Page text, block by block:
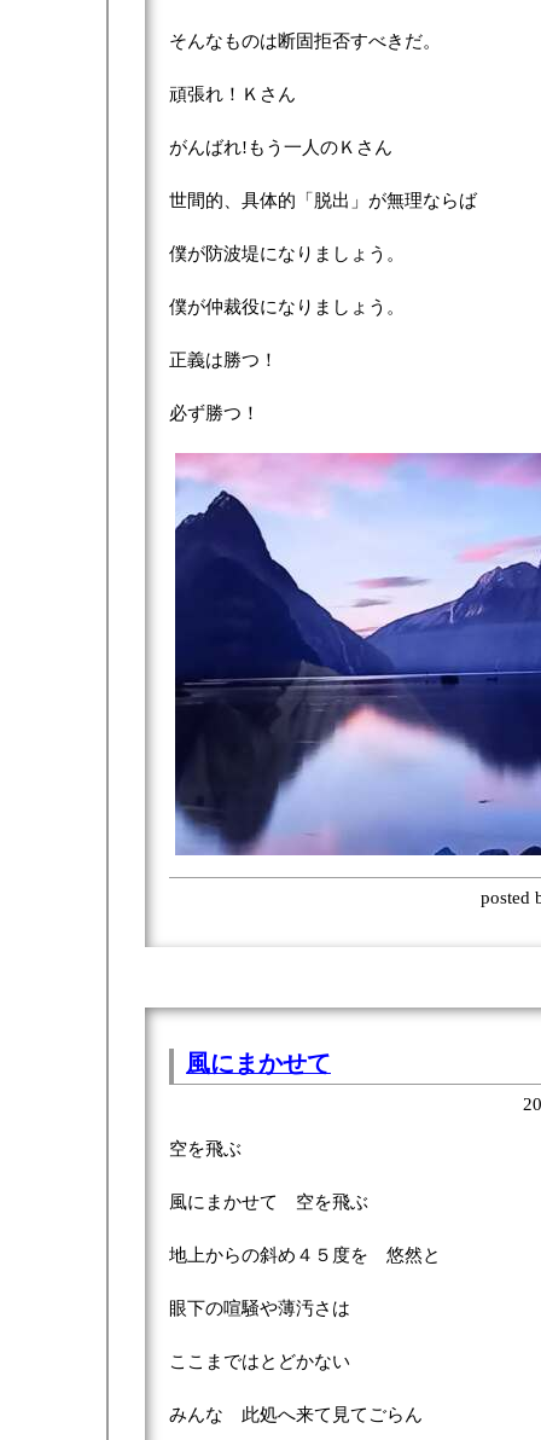
そんなものは断固拒否すべきだ。
頑張れ！Ｋさん
がんばれ!もう一人のＫさん
世間的、具体的「脱出」が無理ならば
僕が防波堤になりましょう。
僕が仲裁役になりましょう。
正義は勝つ！
必ず勝つ！
posted
風にまかせて
空を飛ぶ
風にまかせて 空を飛ぶ
地上からの斜め４５度を 悠然と
眼下の喧騒や薄汚さは
ここまではとどかない
みんな 此処へ来て見てごらん